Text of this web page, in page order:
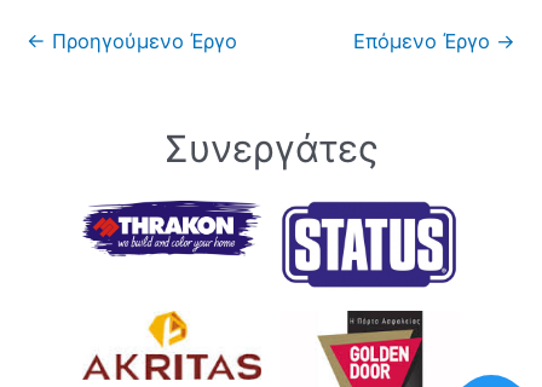
← Προηγούμενο Έργο Επόμενο Έργο →
Συνεργάτες